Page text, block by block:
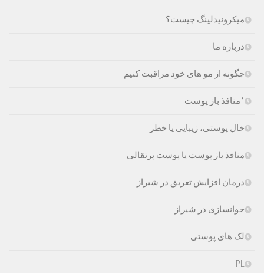
میکرونیدلینگ چیست؟
درباره ما
چگونه از مو های خود مراقبت کنیم
*منافذ باز پوست
خال پوستی، زیبایی یا خطر
منافذ باز پوست یا پوست پرتقالی
درمان افزایش تعریق در شیراز
جوانسازی در شیراز
لک های پوستی
IPL